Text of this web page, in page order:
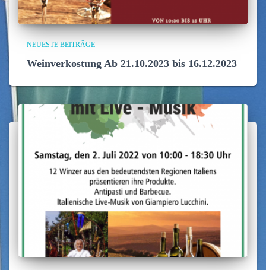
NEUESTE BEITRÄGE
Weinverkostung Ab 21.10.2023 bis 16.12.2023